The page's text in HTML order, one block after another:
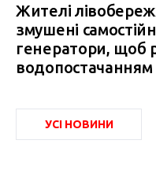
Жителі
змушені
генератори, щоб
водопостачанням
УСІ НОВИНИ